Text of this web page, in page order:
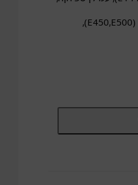
מייצבים (קסנטאן גאם, קרקבוקסי, מתיל צלולוז), חומרי תפיחה (E450,E500),